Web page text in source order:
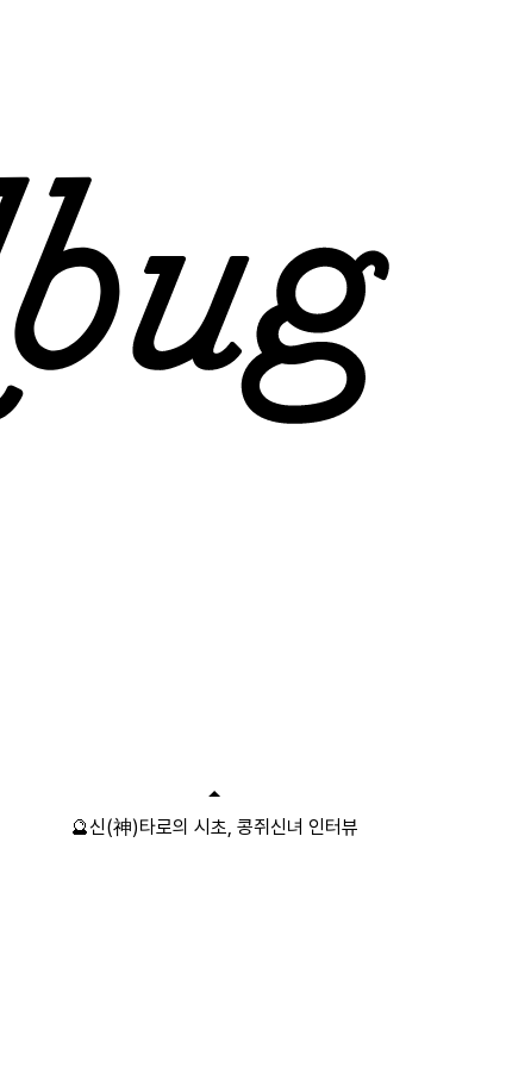
🔮신(神)타로의 시초, 콩쥐신녀 인터뷰